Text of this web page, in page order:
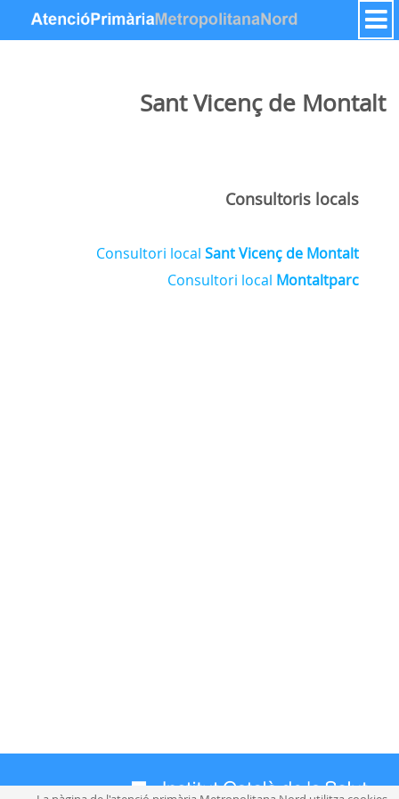
דלג לתוכן
Sant Vicenç de Montalt
Consultoris locals
Consultori local Sant Vicenç de Montalt
Consultori local Montaltparc